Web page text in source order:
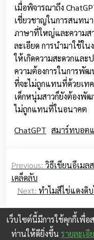
เมื่อพิจารณาถึง
เชี่ยวชาญในการสนทน
ภาษาที่ใหญ่และความส
ละเอียด การนำมาใช้ใ
ให้เกิดความสะดวกและ
ความต้องการในการพั
ที่จะไม่ถูกแทนที่ด้วยเท
เด็กหนุ่มสาวก็ยังต้องพั
ไม่ถูกแทนที่ในอนาคต
ChatGPT สมาร์ทบอ
navigation
Previous: วิธีเขียนอีเม
เคล็ดลับ
Next: ทำไมสีไข่แดงดิ
เว็บไซต์นี้มีการใช้คุกกี้เพื่อ
ท่านให้ดียิ่งขึ้น รายละเ